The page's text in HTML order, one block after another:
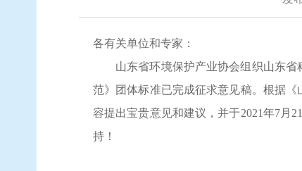
各有关单位和专家：
山东省环境保护产业协会组织山东省
范》团体标准已完成征求意见稿。根据
容提出宝贵意见和建议， 并于2021年7月 21
持！